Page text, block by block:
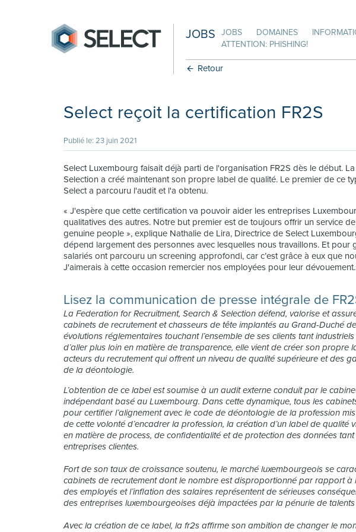
JOBS JOBS DOMAINES
ATTENTION: PHISHING!
Retour
Select reçoit la certification FR2S
Publié le: 23 juin 2021
Select Luxembourg faisait déjà parti de l'organisation FR2S dès le début.
Selection a créé maintenant son propre label de qualité. Le premier de ce
Select a parcouru l'audit et l'a obtenu.
« J'espère que cette certification va pouvoir aider les entreprises
qualitatives des autres. Notre but premier est de toujours offrir un service
genuine people », explique Nathalie de Lira, Directrice de Select
dépend largement des personnes avec lesquelles nous travaillons. Et pour
salariés ont parcouru un screening approfondi, car c’est grâce à eux que
J'aimerais à cette occasion remercier nos employées pour leur
Lisez la communication de presse intégrale de
La Federation for Recruitment, Search & Selection défend, valorise et
cabinets de recrutement et chasseurs de tête implantés au Grand-Duché
évolutions réglementaires touchant l’ensemble de ses clients tant
d’aller plus loin en matière de transparence, elle vient de créer son propre
acteurs du recrutement qui offrent un niveau de qualité supérieure et des
de la déontologie.
L’obtention de ce label est soumise à un audit externe conduit par le
indépendant basé au Luxembourg. Dans cette dynamique, tous les
pour certifier l’alignement avec le code de déontologie de la profession
de cette volonté d’encadrer la profession, la création d’un label de qualité
en matière de process, de confidentialité et de protection des données
entreprises clientes.
Fort de son taux de croissance soutenu, le marché luxembourgeois se
cabinets de recrutement dont le nombre est disproportionné par rapport à
des employés et l’inflation des salaires représentent de sérieuses
des entreprises luxembourgeoises déjà impactées par la pénurie de talents
Avec la création de ce label, la fr2s affirme son ambition de changer le